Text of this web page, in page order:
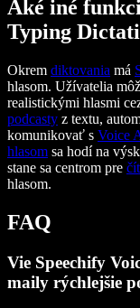
Aké iné
Typing
Okrem diktovania má
hlasom. Užívatelia
realistickými hlasmi
podcasty z textu,
komunikovať s Voice
hlasom sa hodí na
stane sa centrom pre
hlasom.
FAQ
Vie Speechify
maily rýchlejšie